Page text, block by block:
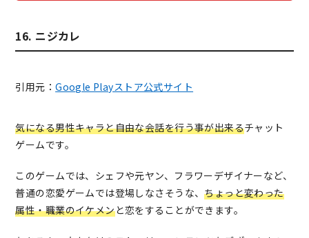
16. ニジカレ
引用元：Google Playストア公式サイト
気になる男性キャラと自由な会話を行う事が出来るチャット
ゲームです。
このゲームでは、シェフや元ヤン、フラワーデザイナーなど、
普通の恋愛ゲームでは登場しなさそうな、ちょっと変わった
属性・職業のイケメンと恋をすることができます。